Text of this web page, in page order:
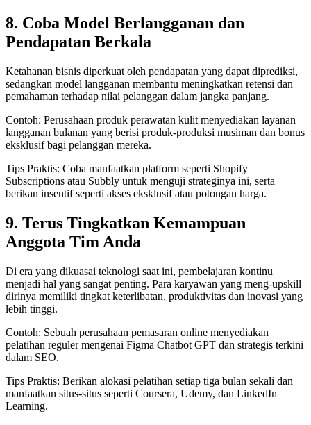
8. Coba Model Berlangganan dan
Pendapatan Berkala
Ketahanan bisnis diperkuat oleh pendapatan yang dapat diprediksi,
sedangkan model langganan membantu meningkatkan retensi dan
pemahaman terhadap nilai pelanggan dalam jangka panjang.
Contoh: Perusahaan produk perawatan kulit menyediakan layanan
langganan bulanan yang berisi produk-produksi musiman dan bonus
eksklusif bagi pelanggan mereka.
Tips Praktis: Coba manfaatkan platform seperti Shopify
Subscriptions atau Subbly untuk menguji strateginya ini, serta
berikan insentif seperti akses eksklusif atau potongan harga.
9. Terus Tingkatkan Kemampuan
Anggota Tim Anda
Di era yang dikuasai teknologi saat ini, pembelajaran kontinu
menjadi hal yang sangat penting. Para karyawan yang meng-upskill
dirinya memiliki tingkat keterlibatan, produktivitas dan inovasi yang
lebih tinggi.
Contoh: Sebuah perusahaan pemasaran online menyediakan
pelatihan reguler mengenai Figma Chatbot GPT dan strategis terkini
dalam SEO.
Tips Praktis: Berikan alokasi pelatihan setiap tiga bulan sekali dan
manfaatkan situs-situs seperti Coursera, Udemy, dan LinkedIn
Learning.